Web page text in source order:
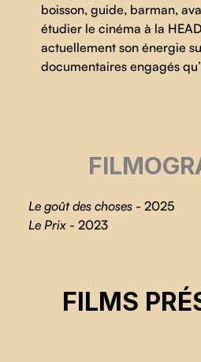
boisson, guide, barman,
étudier le cinéma à la
actuellement son énergie
documentaires engagés
Le goût des choses - 2025
Le Prix - 2023
FILMS
LE GOÛT DES CHOSES
Alain Wirth